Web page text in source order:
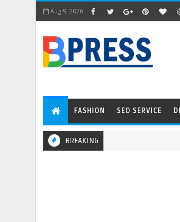
Aug 9, 2026
FASHION SEO SERVICE
BREAKING